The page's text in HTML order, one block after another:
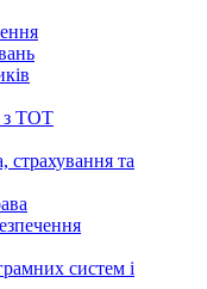
з ТОТ
страхування та
систем і